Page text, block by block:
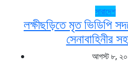
সারাদেশ
লক্ষীছড়িতে মৃত ভিডিপি
সেনাবাহিনীর
আগস্ট ৮,